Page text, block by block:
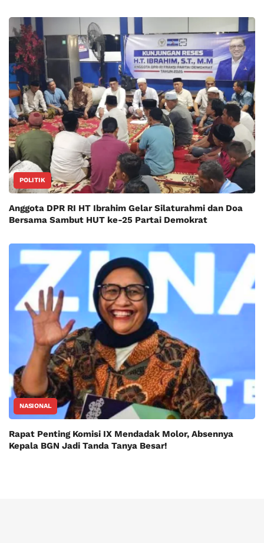
POLITIK
Anggota DPR RI HT Ibrahim Gelar Silaturahmi dan Doa
Bersama Sambut HUT ke-25 Partai Demokrat
NASIONAL
Rapat Penting Komisi IX Mendadak Molor, Absennya
Kepala BGN Jadi Tanda Tanya Besar!